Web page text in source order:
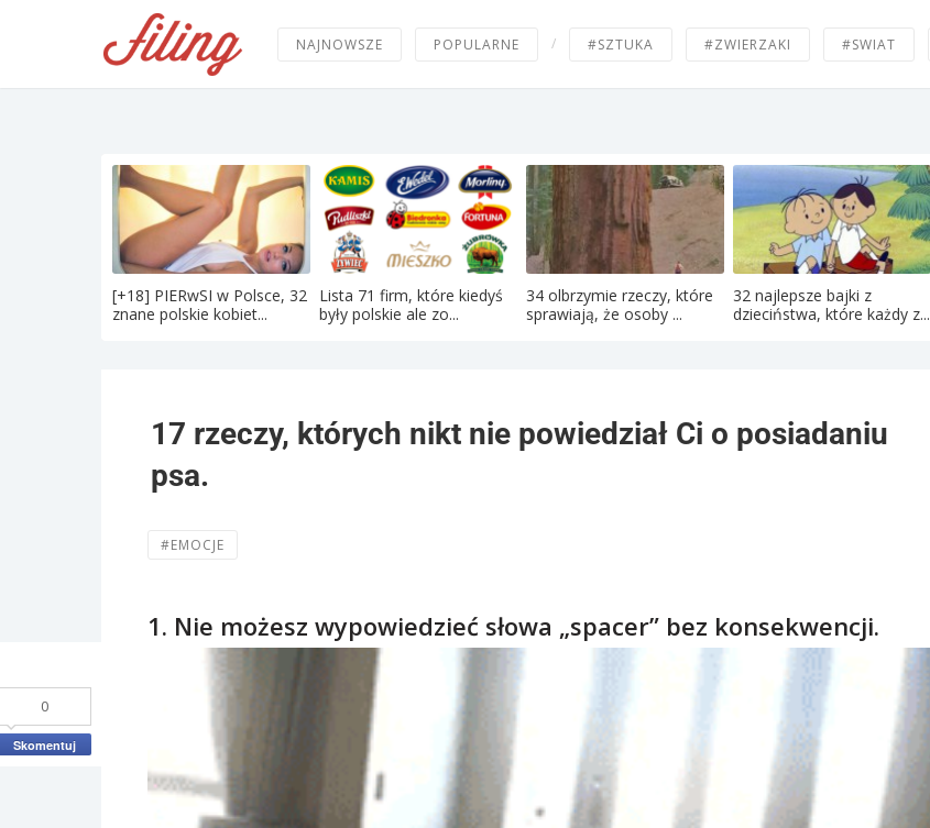
NAJNOWSZE POPULARNE / #SZTUKA #ZWIERZAKI #SWIAT
[+18] PIERwSI w Polsce, 32
znane polskie kobiet...
Lista 71 firm, które kiedyś
były polskie ale zo...
34 olbrzymie rzeczy, które
sprawiają, że osoby ...
32 najlepsze bajki z
dzieciństwa, które każdy z...
17 rzeczy, których nikt nie powiedział Ci o posiadaniu
psa.
#EMOCJE
0
Skomentuj
1. Nie możesz wypowiedzieć słowa „spacer” bez konsekwencji.